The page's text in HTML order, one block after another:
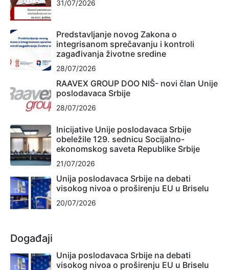
31/07/2026
Predstavljanje novog Zakona o
integrisanom sprečavanju i kontroli
zagađivanja životne sredine
28/07/2026
RAAVEX GROUP DOO NIŠ- novi član Unije
poslodavaca Srbije
28/07/2026
Inicijative Unije poslodavaca Srbije
obeležile 129. sednicu Socijalno-
ekonomskog saveta Republike Srbije
21/07/2026
Unija poslodavaca Srbije na debati
visokog nivoa o proširenju EU u Briselu
20/07/2026
Događaji
Unija poslodavaca Srbije na debati
visokog nivoa o proširenju EU u Briselu